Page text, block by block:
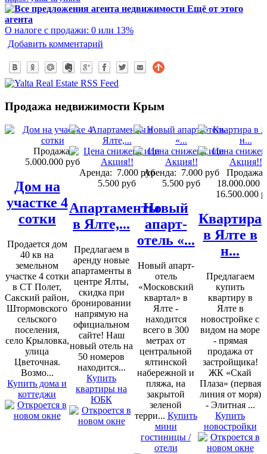
Ещё от этого
агента
О налоге с продажи: 0 или 13%
Добавить комментарий
Продажа недвижимости Крым
Продажа:
5.000.000 руб
Дом на
участке 4
сотки
Продается дом
40 кв на
земельном
участке 4 сотки
в СТ Полет,
Сакский район,
Штормовского
сельского
поселения,
село Крыловка,
улица
Цветочная.
Возмо...
Купить дома и
коттеджи
Аренда: 7.000 руб
5.500 руб
Апартаменты
в Ялте,...
Предлагаем в
аренду новые
апартаменты в
центре Ялты,
скидка при
бронировании
напрямую на
официальном
сайте! Наш
новый отель на
50 номеров
находится...
Купить
квартиры на
ЮБК
Аренда: 7.000 руб
5.500 руб
Новый
апарт-
отель «...
Новый апарт-
отель
«Московский
квартал» в
Ялте -
находится
всего в 300
метрах от
центральной
ялтинской
набережной и
пляжа, на
закрытой
зеленой
терри... Купить
мини
гостиницы /
отели
Продажа:
18.000.000
16.500.000
Квартира
в Ялте в
н...
Предлагаем
купить
квартиру в
Ялте в
новостройке с
видом на море
- прямая
продажа от
застройщика!
ЖК «Скай
Плаза» (первая
линия от моря)
- Элитная ...
Купить
новостройки